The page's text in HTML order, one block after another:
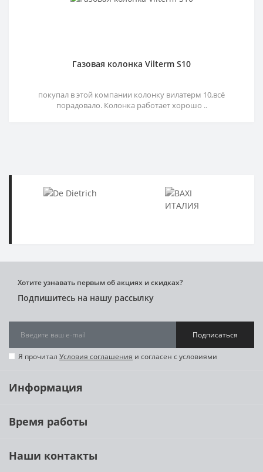
Газовая колонка Vilterm S10
покупал в этой компании колонку вилатерм 10,всё
порадовало. Колонка работает хорошо ..
Хотите узнавать первым об акциях и скидках?
Подпишитесь на нашу рассылку
Подписаться
Я прочитал Условия соглашения и согласен с условиями
Информация
Время работы
Наши контакты